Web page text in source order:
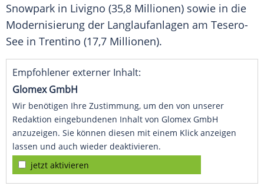
Snowpark in Livigno (35,8 Millionen) sowie in die
Modernisierung der Langlaufanlagen am Tesero-
See in Trentino (17,7 Millionen).
Empfohlener externer Inhalt:
Glomex GmbH
Wir benötigen Ihre Zustimmung, um den von unserer
Redaktion eingebundenen Inhalt von Glomex GmbH
anzuzeigen. Sie können diesen mit einem Klick anzeigen
lassen und auch wieder deaktivieren.
jetzt aktivieren